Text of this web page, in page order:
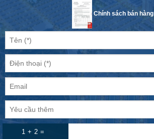
Chính sách bán hàng
1 + 2 =